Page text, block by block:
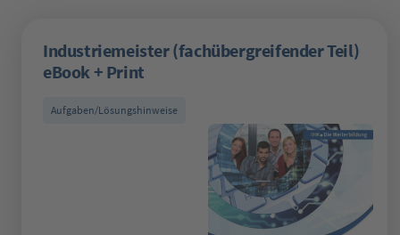
Industriemeister (fachübergreifender Teil)
eBook + Print
Aufgaben/Lösungshinweise